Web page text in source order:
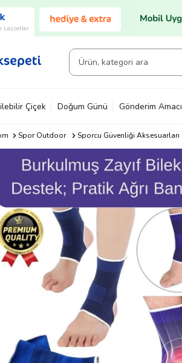
Lezzetler
Çiçek Doğum Günü Gönderim Amacı
Spor Outdoor Sporcu Güvenliği Aksesuarları